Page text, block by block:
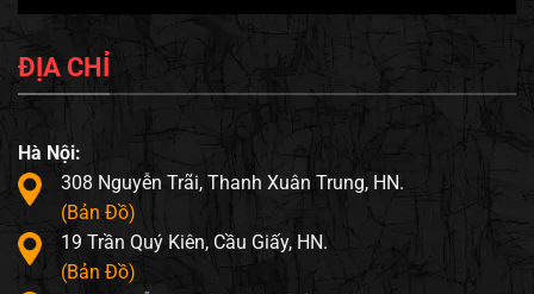
ĐỊA CHỈ
Hà Nội:
308 Nguyễn Trãi, Thanh Xuân Trung, HN.
(Bản Đồ)
19 Trần Quý Kiên, Cầu Giấy, HN.
(Bản Đồ)